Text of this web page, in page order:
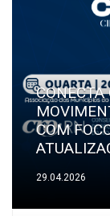
CONECTA
COM
29.04.2026